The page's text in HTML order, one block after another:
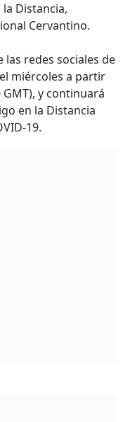
Distancia,
Cervantino.
las redes sociales de
miércoles a partir
y continuará
en la Distancia
19.